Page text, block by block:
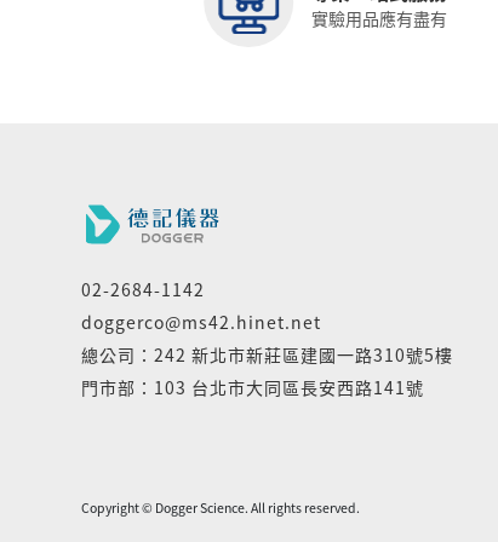
實驗用品應有盡有
02-2684-1142
doggerco@ms42.hinet.net
總公司：242 新北市新莊區建國一路310號5樓
門市部：103 台北市大同區長安西路141號
Copyright © Dogger Science. All rights reserved.